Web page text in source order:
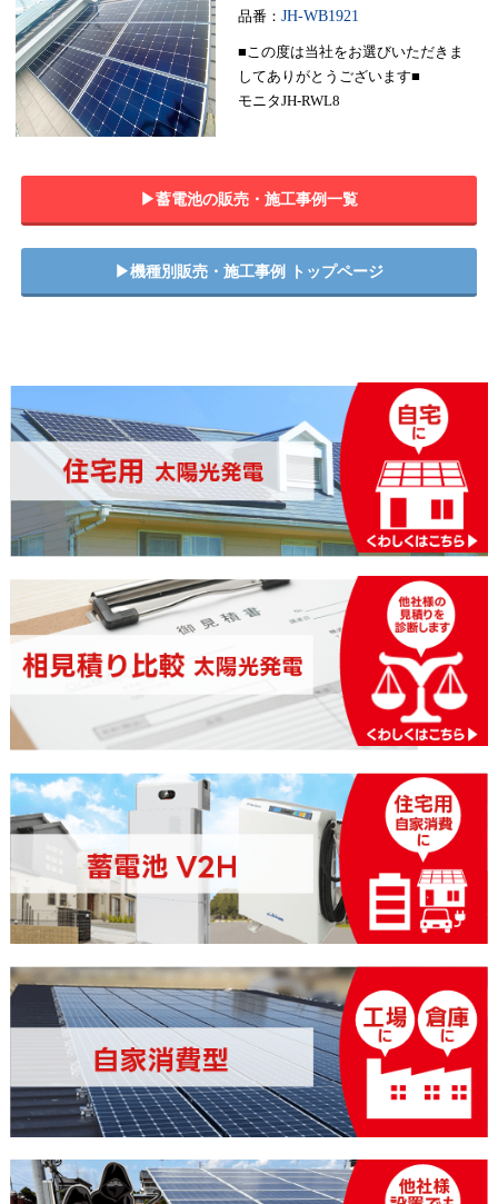
品番： JH-WB1921
■この度は当社をお選びいただきま
してありがとうございます■
モニタJH-RWL8
▶︎蓄電池の販売・施工事例一覧
▶︎機種別販売・施工事例 トップページ